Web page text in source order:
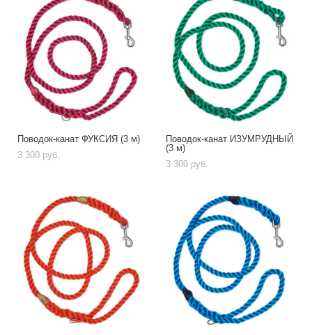
Поводок-канат ФУКСИЯ (3 м)
3 300 pуб.
Поводок-канат ИЗУМРУДНЫЙ
(3 м)
3 300 pуб.